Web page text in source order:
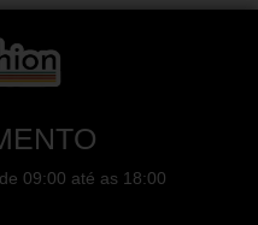
09:00 até as 18:00